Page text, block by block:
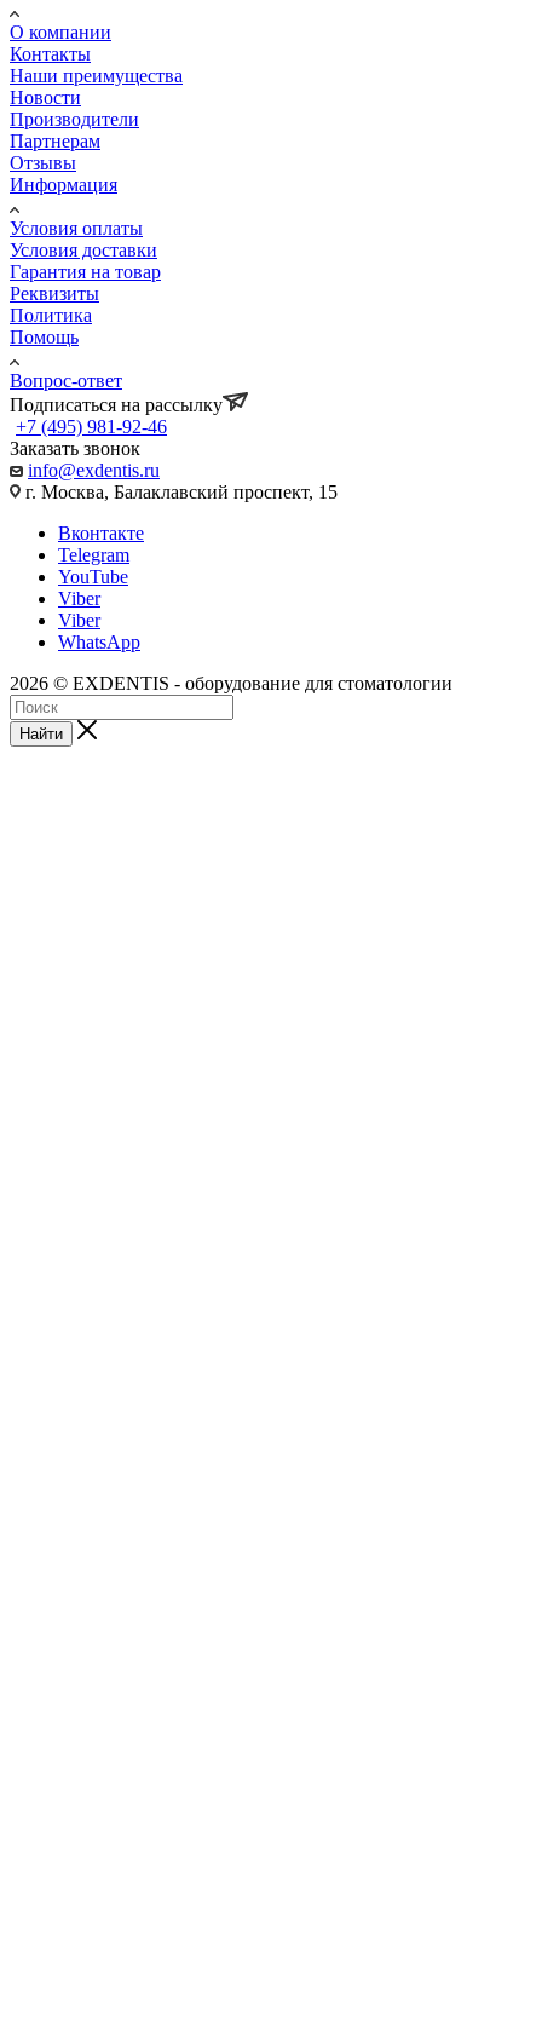
О компании
Контакты
Наши преимущества
Новости
Производители
Партнерам
Отзывы
Информация
Условия оплаты
Условия доставки
Гарантия на товар
Реквизиты
Политика
Помощь
Вопрос-ответ
Подписаться на рассылку
+7 (495) 981-92-46
Заказать звонок
info@exdentis.ru
г. Москва, Балаклавский проспект, 15
Вконтакте
Telegram
YouTube
Viber
Viber
WhatsApp
2026 © EXDENTIS - оборудование для стоматологии
Найти